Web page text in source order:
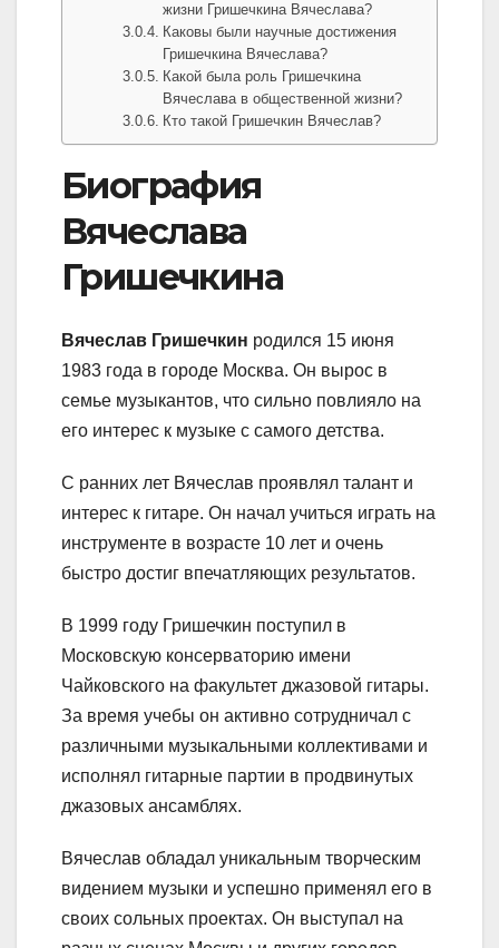
жизни Гришечкина Вячеслава?
Каковы были научные достижения
Гришечкина Вячеслава?
Какой была роль Гришечкина
Вячеслава в общественной жизни?
Кто такой Гришечкин Вячеслав?
Биография
Вячеслава
Гришечкина
Вячеслав Гришечкин родился 15 июня
1983 года в городе Москва. Он вырос в
семье музыкантов, что сильно повлияло на
его интерес к музыке с самого детства.
С ранних лет Вячеслав проявлял талант и
интерес к гитаре. Он начал учиться играть на
инструменте в возрасте 10 лет и очень
быстро достиг впечатляющих результатов.
В 1999 году Гришечкин поступил в
Московскую консерваторию имени
Чайковского на факультет джазовой гитары.
За время учебы он активно сотрудничал с
различными музыкальными коллективами и
исполнял гитарные партии в продвинутых
джазовых ансамблях.
Вячеслав обладал уникальным творческим
видением музыки и успешно применял его в
своих сольных проектах. Он выступал на